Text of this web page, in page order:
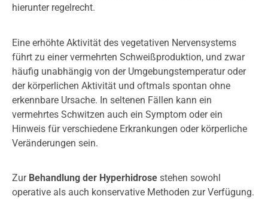
hierunter regelrecht.
Eine erhöhte Aktivität des vegetativen Nervensystems
führt zu einer vermehrten Schweißproduktion, und zwar
häufig unabhängig von der Umgebungstemperatur oder
der körperlichen Aktivität und oftmals spontan ohne
erkennbare Ursache. In seltenen Fällen kann ein
vermehrtes Schwitzen auch ein Symptom oder ein
Hinweis für verschiedene Erkrankungen oder körperliche
Veränderungen sein.
Zur Behandlung der Hyperhidrose stehen sowohl
operative als auch konservative Methoden zur Verfügung.